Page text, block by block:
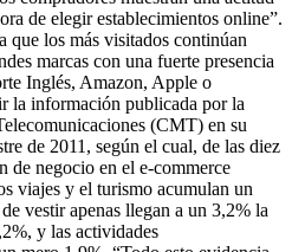
de elegir establecimientos online”.
que los más visitados continúan
marcas con una fuerte presencia
Inglés, Amazon, Apple o
la información publicada por la
(CMT) en su
de 2011, según el cual, de las diez
de negocio en el e-commerce
viajes y el turismo acumulan un
vestir apenas llegan a un 3,2% la
y las actividades